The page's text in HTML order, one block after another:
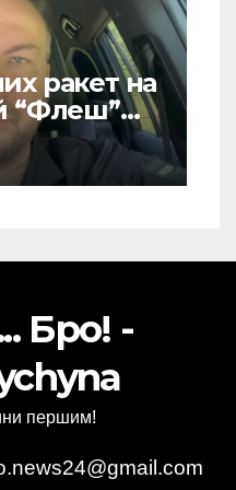
ракет на
“Флеш”
Бро! -
першим!